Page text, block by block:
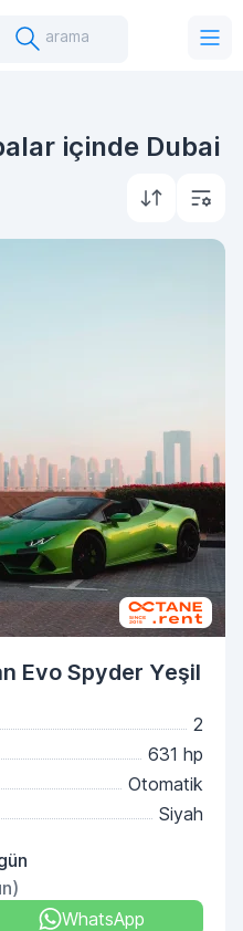
arama
içinde Dubai
Evo Spyder Yeşil
2
631 hp
Otomatik
Siyah
WhatsApp